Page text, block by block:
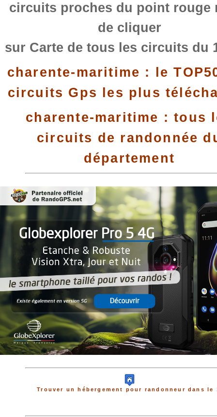
circuits proches du point rouge
de cliquer
sur Carte de tous les circuits du
charente-maritime : le
circuits Gps les plus
charente-maritime : tous
circuits de randonnée
département
Trouver un hébergement pour randonneur dans le